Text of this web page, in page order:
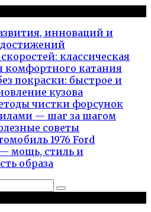
инноваций и
классическая
комфортного катания
покраски: быстрое и
кузова
чистки форсунок
— шаг за шагом
советы
1976 Ford
мощь, стиль и
образа